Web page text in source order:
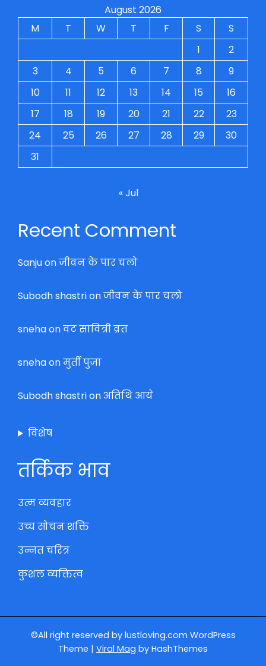
August 2026
M
T W T F S
S
1
2
3
4 5 6 7 8
9
10
11 12 13 14 15
16
17
18 19 20 21 22
23
24
25 26 27 28 29
30
31
« Jul
Recent Comment
Sanjuonजीवन के पार चलो
Subodh shastrionजीवन के पार चलो
snehaonवट सावित्री व्रत
snehaonमुर्ती पुजा
Subodh shastrionअतिथि आये
विशेष
तर्किक भाव
उत्म व्यवहार
उच्च सोचन शक्ति
उन्नत चरित्र
कुशल व्यक्तित्व
©All right reserved by lustloving.com WordPress
Theme | Viral Mag by HashThemes